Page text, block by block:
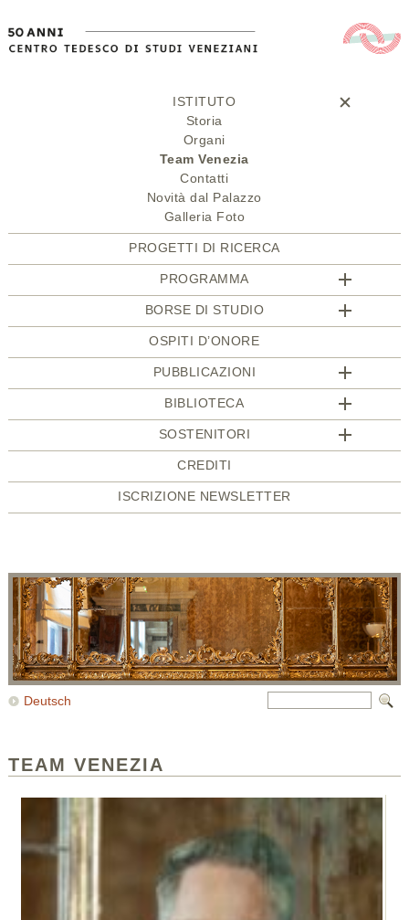
ISTITUTO
Storia
Organi
Team Venezia
Contatti
Novità dal Palazzo
Galleria Foto
PROGETTI DI RICERCA
PROGRAMMA
BORSE DI STUDIO
OSPITI D’ONORE
PUBBLICAZIONI
BIBLIOTECA
SOSTENITORI
CREDITI
ISCRIZIONE NEWSLETTER
Deutsch
TEAM VENEZIA